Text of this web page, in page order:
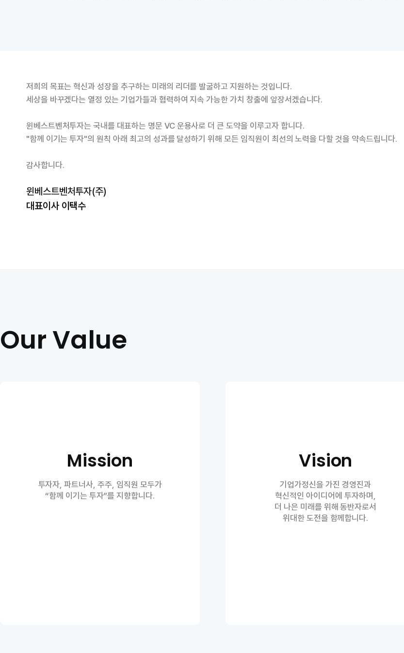
저희의 목표는 혁신과 성장을 추구하는 미래의 리더를 발굴하고 지원하는 것입니다.
세상을 바꾸겠다는 열정 있는 기업가들과 협력하여 지속 가능한 가치 창출에 앞장서겠습니다.
윈베스트벤처투자는 국내를 대표하는 명문 VC 운용사로 더 큰 도약을 이루고자 합니다.
"함께 이기는 투자"의 원칙 아래 최고의 성과를 달성하기 위해 모든 임직원이 최선의 노력을 다할 것을 약속드립니다.
감사합니다.
윈베스트벤처투자(주)
대표이사 이택수
Our Value
Mission
투자자, 파트너사, 주주, 임직원 모두가
“함께 이기는 투자”를 지향합니다.
Vision
기업가정신을 가진 경영진과
혁신적인 아이디어에 투자하며,
더 나은 미래를 위해 동반자로서
위대한 도전을 함께합니다.